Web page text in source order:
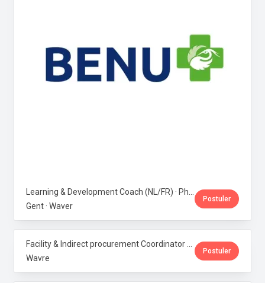
Gent · Waver
Postuler
Wavre
Postuler